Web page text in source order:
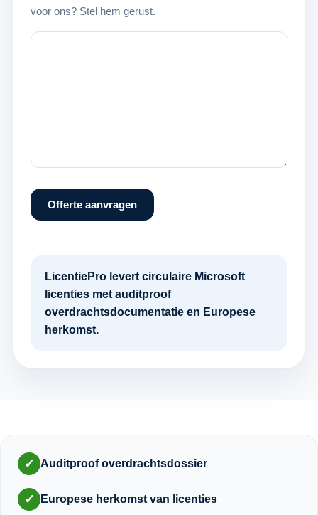
voor ons? Stel hem gerust.
Offerte aanvragen
LicentiePro levert circulaire Microsoft
licenties met auditproof
overdrachtsdocumentatie en Europese
herkomst.
✓ Auditproof overdrachtsdossier
✓ Europese herkomst van licenties